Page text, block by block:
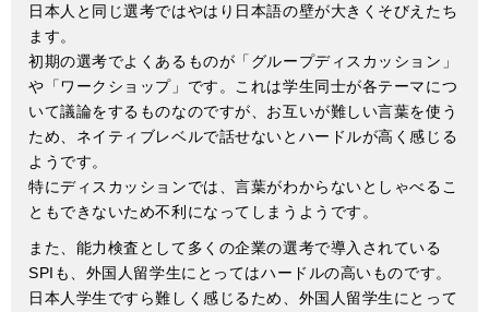
日本人と同じ選考ではやはり日本語の壁が大きくそびえたち
ます。
初期の選考でよくあるものが「グループディスカッション」
や「ワークショップ」です。これは学生同士が各テーマにつ
いて議論をするものなのですが、お互いが難しい言葉を使う
ため、ネイティブレベルで話せないとハードルが高く感じる
ようです。
特にディスカッションでは、言葉がわからないとしゃべるこ
ともできないため不利になってしまうようです。
また、能力検査として多くの企業の選考で導入されている
SPIも、外国人留学生にとってはハードルの高いものです。
日本人学生ですら難しく感じるため、外国人留学生にとって